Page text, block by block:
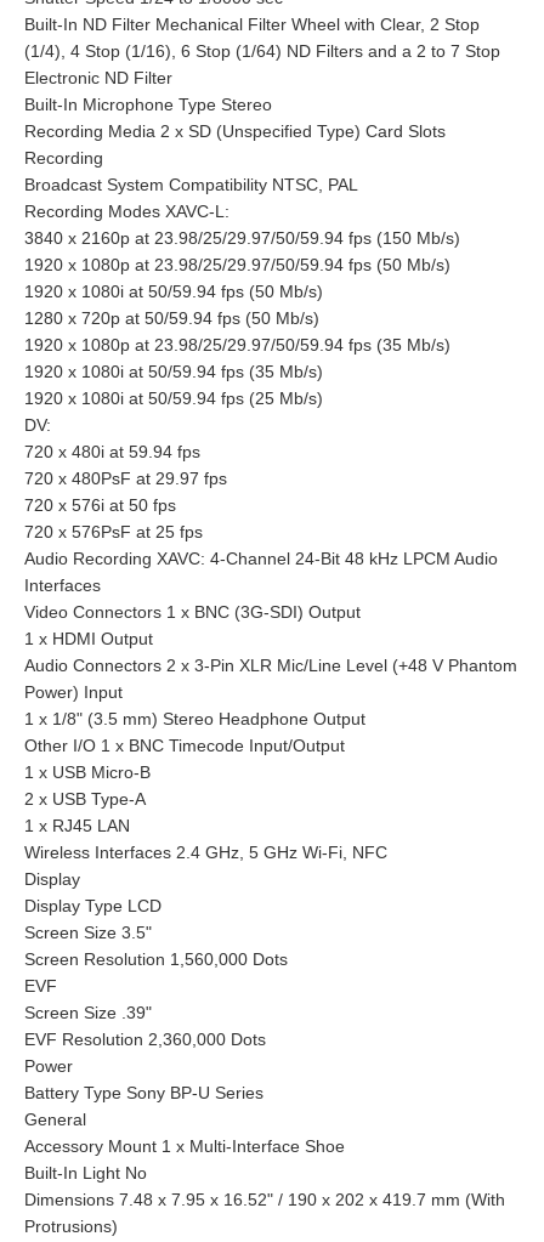
Built-In ND Filter Mechanical Filter Wheel with Clear, 2 Stop
(1/4), 4 Stop (1/16), 6 Stop (1/64) ND Filters and a 2 to 7 Stop
Electronic ND Filter
Built-In Microphone Type Stereo
Recording Media 2 x SD (Unspecified Type) Card Slots
Recording
Broadcast System Compatibility NTSC, PAL
Recording Modes XAVC-L:
3840 x 2160p at 23.98/25/29.97/50/59.94 fps (150 Mb/s)
1920 x 1080p at 23.98/25/29.97/50/59.94 fps (50 Mb/s)
1920 x 1080i at 50/59.94 fps (50 Mb/s)
1280 x 720p at 50/59.94 fps (50 Mb/s)
1920 x 1080p at 23.98/25/29.97/50/59.94 fps (35 Mb/s)
1920 x 1080i at 50/59.94 fps (35 Mb/s)
1920 x 1080i at 50/59.94 fps (25 Mb/s)
DV:
720 x 480i at 59.94 fps
720 x 480PsF at 29.97 fps
720 x 576i at 50 fps
720 x 576PsF at 25 fps
Audio Recording XAVC: 4-Channel 24-Bit 48 kHz LPCM Audio
Interfaces
Video Connectors 1 x BNC (3G-SDI) Output
1 x HDMI Output
Audio Connectors 2 x 3-Pin XLR Mic/Line Level (+48 V Phantom
Power) Input
1 x 1/8" (3.5 mm) Stereo Headphone Output
Other I/O 1 x BNC Timecode Input/Output
1 x USB Micro-B
2 x USB Type-A
1 x RJ45 LAN
Wireless Interfaces 2.4 GHz, 5 GHz Wi-Fi, NFC
Display
Display Type LCD
Screen Size 3.5"
Screen Resolution 1,560,000 Dots
EVF
Screen Size .39"
EVF Resolution 2,360,000 Dots
Power
Battery Type Sony BP-U Series
General
Accessory Mount 1 x Multi-Interface Shoe
Built-In Light No
Dimensions 7.48 x 7.95 x 16.52" / 190 x 202 x 419.7 mm (With
Protrusions)